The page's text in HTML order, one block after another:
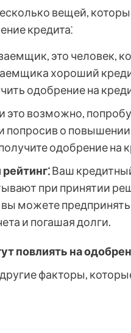
вещей,
кредита⁚
это человек,
хороший
одобрение на
это возможно,
попросив о
одобрение на
Ваш
при принятии
можете
и погашая долги.
повлиять на
факторы,